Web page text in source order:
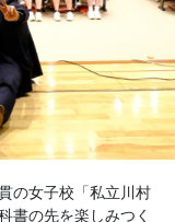
の女子校「私立川村
書の先を楽しみつく